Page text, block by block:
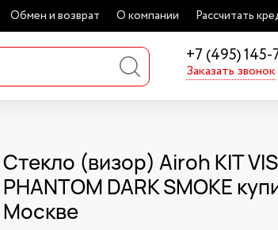
Обмен и возврат О компании Рассчитать
+7 (495) 145-
Заказать звонок
Стекло (визор) Airoh KIT
PHANTOM DARK SMOKE
Москве